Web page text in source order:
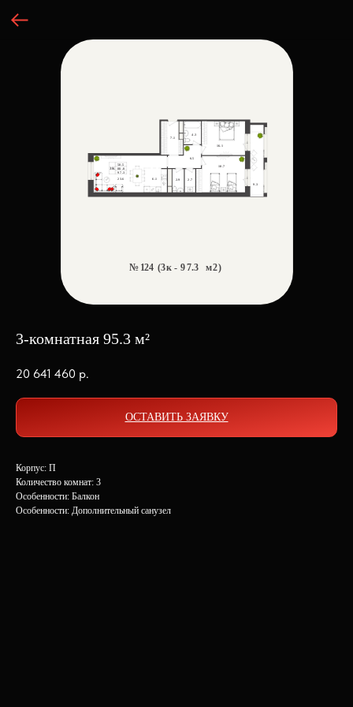
3-комнатная 95.3 м²
20 641 460 р.
ОСТАВИТЬ ЗАЯВКУ
Корпус: П
Количество комнат: 3
Особенности: Балкон
Особенности: Дополнительный санузел